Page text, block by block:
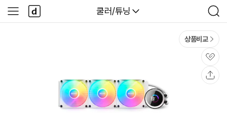
다나와
쿨러/튜닝
검
색
사
이
다
나
와
상품비교
관
심